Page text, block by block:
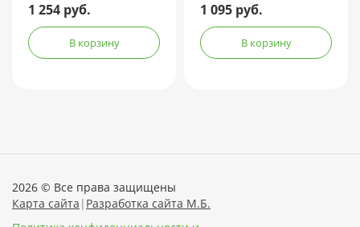
1 254 руб.
В корзину
1 095 руб.
В корзину
2026 © Все права защищены
Карта сайта | Разработка сайта М.Б.